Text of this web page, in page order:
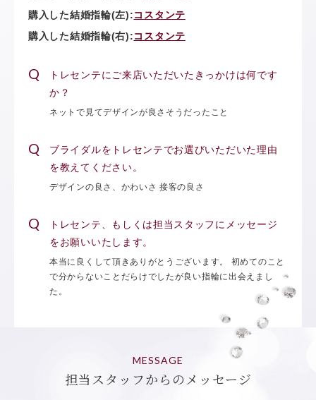
購入した結婚指輪(左):コスタンテ
購入した結婚指輪(右):コスタンテ
トレセンテにご来店いただいたきっかけは何です
か？
ネットで見てデザインが良さそうだったこと
ブライダルをトレセンテでお選びいただいた理由
を教えてください。
デザインの良さ、かわいさ 接客の良さ
トレセンテ、もしくは担当スタッフにメッセージ
をお願いいたします。
本当に良くして頂きありがとうございます。 初めてのこと
で分からないことだらけでしたが良い指輪に出会えまし
た。
MESSAGE
担当スタッフからのメッセージ